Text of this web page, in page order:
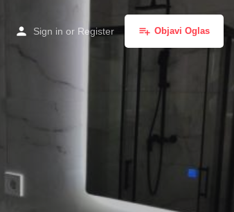
Sign in or Register Objavi Oglas